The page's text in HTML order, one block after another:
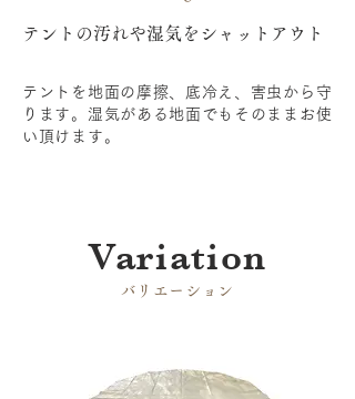
テントの汚れや湿気をシャットアウト
テントを地面の摩擦、底冷え、害虫から守
ります。湿気がある地面でもそのままお使
い頂けます。
​Variation
​バリエーション